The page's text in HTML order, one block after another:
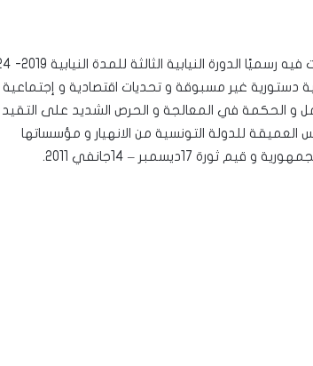
دستورية غير مسبوقة و تحديات اقتصادية و إجتماعية
و الحكمة في المعالجة و الحرص الشديد على التقيد
العميقة للدولة التونسية من الانهيار و مؤسساتها
17ديسمبر – 14جانفي 2011.